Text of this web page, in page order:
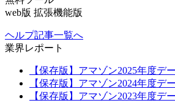
web版 拡張機能版
ヘルプ記事一覧へ
業界レポート
【保存版】アマゾン2025年度デ
【保存版】アマゾン2024年度デ
【保存版】アマゾン2023年度デ